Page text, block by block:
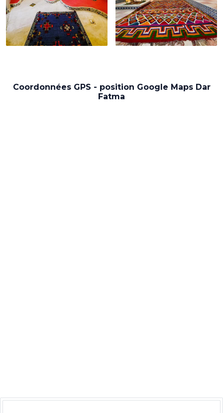
Coordonnées GPS - position Google Maps Dar
Fatma